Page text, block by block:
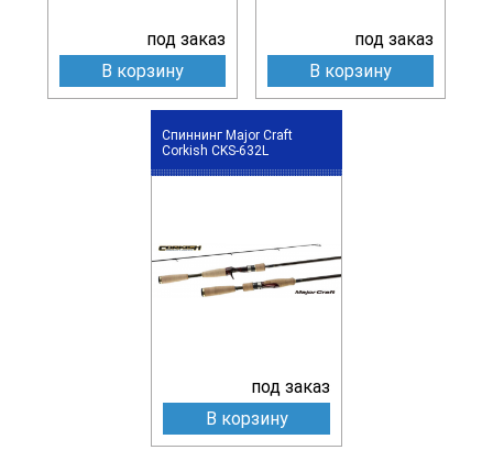
под заказ
В корзину
под заказ
В корзину
Спиннинг Major Craft
Corkish CKS-632L
под заказ
В корзину